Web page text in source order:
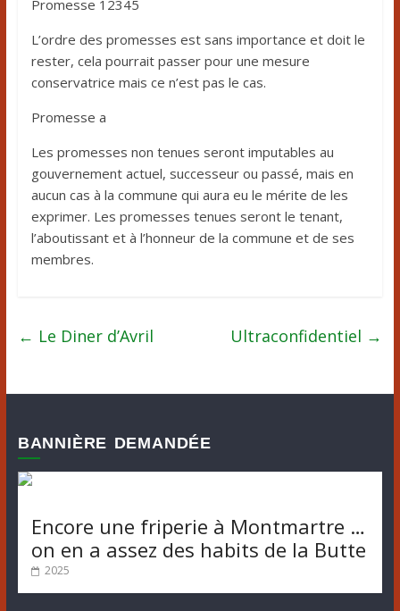
Promesse 12345
L’ordre des promesses est sans importance et doit le
rester, cela pourrait passer pour une mesure
conservatrice mais ce n’est pas le cas.
Promesse a
Les promesses non tenues seront imputables au
gouvernement actuel, successeur ou passé, mais en
aucun cas à la commune qui aura eu le mérite de les
exprimer. Les promesses tenues seront le tenant,
l’aboutissant et à l’honneur de la commune et de ses
membres.
← Le Diner d’Avril Ultraconfidentiel →
BANNIÈRE DEMANDÉE
Encore une friperie à Montmartre …
on en a assez des habits de la Butte
2025